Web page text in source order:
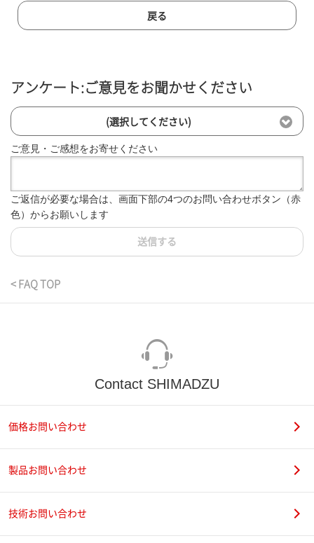
戻る
アンケート:ご意見をお聞かせください
(選択してください)
ご意見・ご感想をお寄せください
ご返信が必要な場合は、画面下部の4つのお問い合わせボタン（赤
色）からお願いします
送信する
< FAQ TOP
Contact SHIMADZU
価格お問い合わせ
製品お問い合わせ
技術お問い合わせ